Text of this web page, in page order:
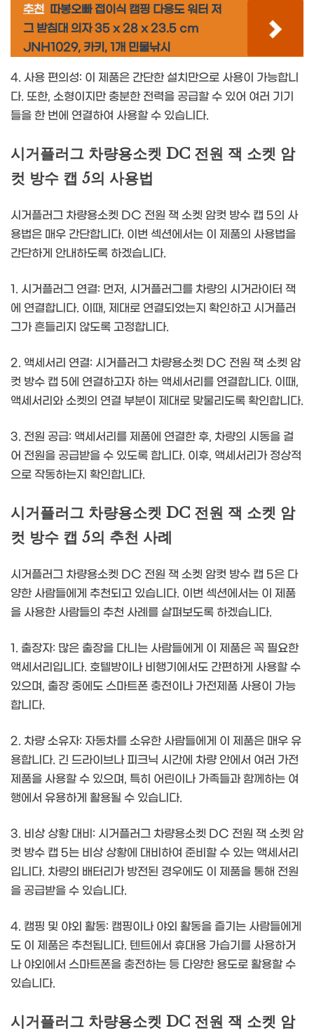
추천 따봉오빠 접이식 캠핑 다용도 워터 저
그 받침대 의자 35 x 28 x 23.5 cm
JNH1029, 카키, 1개 민물낚시
4. 사용 편의성: 이 제품은 간단한 설치만으로 사용이 가능합니
다. 또한, 소형이지만 충분한 전력을 공급할 수 있어 여러 기기
들을 한 번에 연결하여 사용할 수 있습니다.
시거플러그 차량용소켓 DC 전원 잭 소켓 암
컷 방수 캡 5의 사용법
시거플러그 차량용소켓 DC 전원 잭 소켓 암컷 방수 캡 5의 사
용법은 매우 간단합니다. 이번 섹션에서는 이 제품의 사용법을
간단하게 안내하도록 하겠습니다.
1. 시거플러그 연결: 먼저, 시거플러그를 차량의 시거라이터 잭
에 연결합니다. 이때, 제대로 연결되었는지 확인하고 시거플러
그가 흔들리지 않도록 고정합니다.
2. 액세서리 연결: 시거플러그 차량용소켓 DC 전원 잭 소켓 암
컷 방수 캡 5에 연결하고자 하는 액세서리를 연결합니다. 이때,
액세서리와 소켓의 연결 부분이 제대로 맞물리도록 확인합니다.
3. 전원 공급: 액세서리를 제품에 연결한 후, 차량의 시동을 걸
어 전원을 공급받을 수 있도록 합니다. 이후, 액세서리가 정상적
으로 작동하는지 확인합니다.
시거플러그 차량용소켓 DC 전원 잭 소켓 암
컷 방수 캡 5의 추천 사례
시거플러그 차량용소켓 DC 전원 잭 소켓 암컷 방수 캡 5은 다
양한 사람들에게 추천되고 있습니다. 이번 섹션에서는 이 제품
을 사용한 사람들의 추천 사례를 살펴보도록 하겠습니다.
1. 출장자: 많은 출장을 다니는 사람들에게 이 제품은 꼭 필요한
액세서리입니다. 호텔방이나 비행기에서도 간편하게 사용할 수
있으며, 출장 중에도 스마트폰 충전이나 가전제품 사용이 가능
합니다.
2. 차량 소유자: 자동차를 소유한 사람들에게 이 제품은 매우 유
용합니다. 긴 드라이브나 피크닉 시간에 차량 안에서 여러 가전
제품을 사용할 수 있으며, 특히 어린이나 가족들과 함께하는 여
행에서 유용하게 활용될 수 있습니다.
3. 비상 상황 대비: 시거플러그 차량용소켓 DC 전원 잭 소켓 암
컷 방수 캡 5는 비상 상황에 대비하여 준비할 수 있는 액세서리
입니다. 차량의 배터리가 방전된 경우에도 이 제품을 통해 전원
을 공급받을 수 있습니다.
4. 캠핑 및 야외 활동: 캠핑이나 야외 활동을 즐기는 사람들에게
도 이 제품은 추천됩니다. 텐트에서 휴대용 가습기를 사용하거
나 야외에서 스마트폰을 충전하는 등 다양한 용도로 활용할 수
있습니다.
시거플러그 차량용소켓 DC 전원 잭 소켓 암